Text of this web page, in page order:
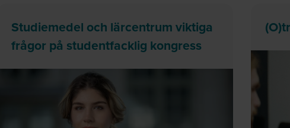
Studiemedel och lärcentrum viktiga
frågor på studentfacklig kongress